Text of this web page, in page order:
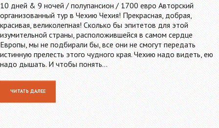
10 дней & 9 ночей / полупансион / 1700 евро Авторский
организованный тур в Чехию Чехия! Прекрасная, добрая,
красивая, великолепная! Сколько бы эпитетов для этой
изумительной страны, расположившейся в самом сердце
Европы, мы не подбирали бы, все они не смогут передать
истинную прелесть этого чудного края. Чехию надо видеть, ею
надо дышать. И чтобы понять…
ЧИТАТЬ ДАЛЕЕ